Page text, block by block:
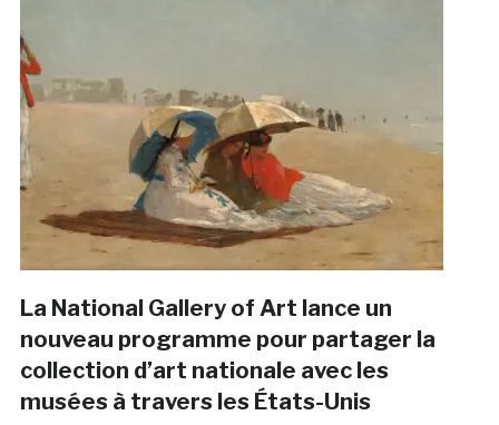
La National Gallery of Art lance un
nouveau programme pour partager la
collection d’art nationale avec les
musées à travers les États-Unis